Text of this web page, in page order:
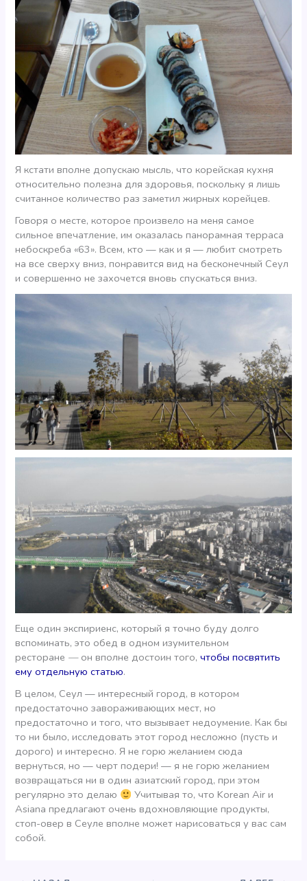
Я кстати вполне допускаю мысль, что корейская кухня
относительно полезна для здоровья, поскольку я лишь
считанное количество раз заметил жирных корейцев.
Говоря о месте, которое произвело на меня самое
сильное впечатление, им оказалась панорамная терраса
небоскреба «63». Всем, кто — как и я — любит смотреть
на все сверху вниз, понравится вид на бесконечный Сеул
и совершенно не захочется вновь спускаться вниз.
Еще один экспириенс, который я точно буду долго
вспоминать, это обед в одном изумительном
ресторане — он вполне достоин того,чтобы посвятить
ему отдельную статью.
В целом, Сеул — интересный город, в котором
предостаточно завораживающих мест, но
предостаточно и того, что вызывает недоумение. Как бы
то ни было, исследовать этот город несложно (пусть и
дорого) и интересно. Я не горю желанием сюда
вернуться, но — черт подери! — я не горю желанием
возвращаться ни в один азиатский город, при этом
регулярно это делаю
Учитывая то, что Korean Air и
Asiana предлагают очень вдохновляющие продукты,
стоп-овер в Сеуле вполне может нарисоваться у вас сам
собой.